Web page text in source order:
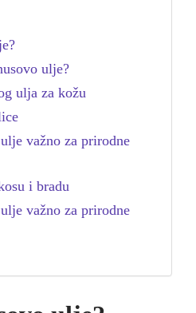
ulje?
ulja za kožu
važno za prirodne
i bradu
važno za prirodne